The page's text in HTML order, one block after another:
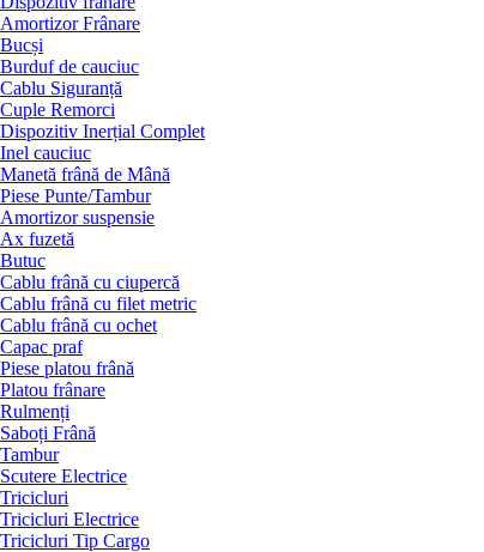
Amortizor Frânare
Bucși
Burduf de cauciuc
Cablu Siguranță
Cuple Remorci
Dispozitiv Inerțial Complet
Inel cauciuc
Manetă frână de Mână
Piese Punte/Tambur
Amortizor suspensie
Ax fuzetă
Butuc
Cablu frână cu ciupercă
Cablu frână cu filet metric
Cablu frână cu ochet
Capac praf
Piese platou frână
Platou frânare
Rulmenți
Saboți Frână
Tambur
Scutere Electrice
Tricicluri
Tricicluri Electrice
Tricicluri Tip Cargo